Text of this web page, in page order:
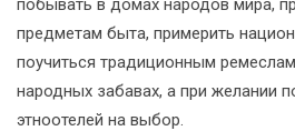
побывать в домах народов мира,
предметам быта, примерить
поучиться традиционным
народных забавах, а при желании
этноотелей на выбор.